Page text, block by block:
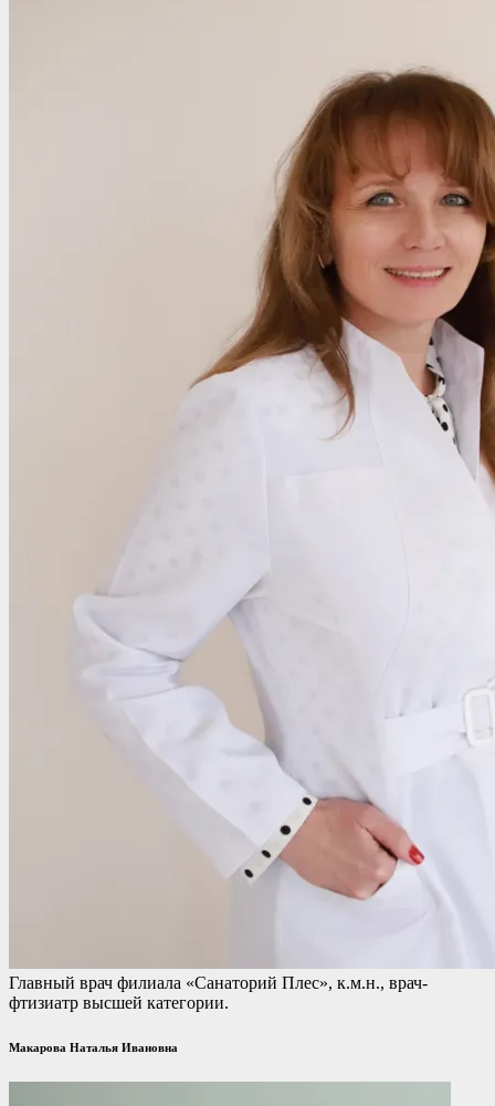
Главный врач филиала «Санаторий Плес», к.м.н., врач-
фтизиатр высшей категории.
Макарова Наталья Ивановна